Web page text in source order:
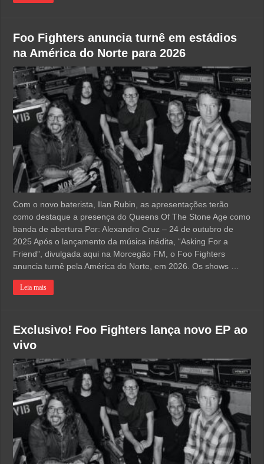
Foo Fighters anuncia turnê em estádios
na América do Norte para 2026
Com o novo baterista, Ilan Rubin, as apresentações terão
como destaque a presença do Queens Of The Stone Age como
banda de abertura Por: Alexandro Cruz – 24 de outubro de
2025 Após o lançamento da música inédita, “Asking For a
Friend”, divulgada aqui na Morcegão FM, o Foo Fighters
anuncia turnê pela América do Norte, em 2026. Os shows …
Leia mais
Exclusivo! Foo Fighters lança novo EP ao
vivo